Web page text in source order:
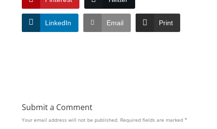
LinkedIn Email Print
Submit a Comment
Your email address will not be published. Required fields are marked *